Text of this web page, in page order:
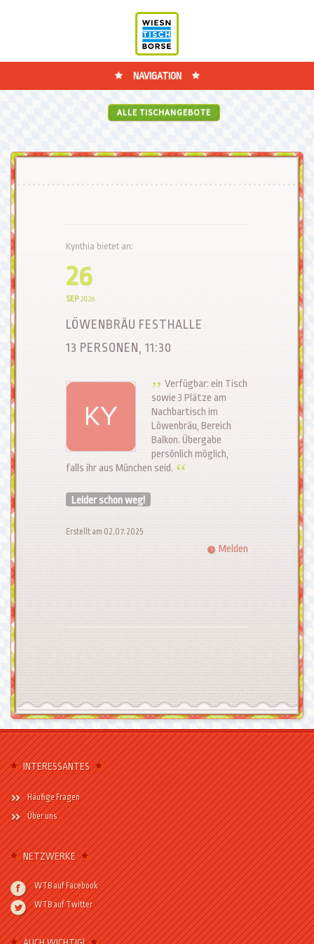
NAVIGATION
ALLE TISCHANGEBOTE
Kynthia bietet an:
26
SEP 2026
LÖWENBRÄU FESTHALLE
13 PERSONEN, 11:30
Verfügbar: ein Tisch
sowie 3 Plätze am
Nachbartisch im
Löwenbräu, Bereich
Balkon. Übergabe
persönlich möglich,
falls ihr aus München seid.
Leider schon weg!
Erstellt am 02.07.2025
Melden
INTERESSANTES
Häufige Fragen
Über uns
NETZWERKE
WTB auf Facebook
WTB auf Twitter